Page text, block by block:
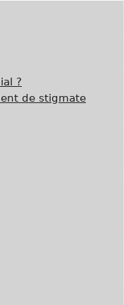
?
de stigmate